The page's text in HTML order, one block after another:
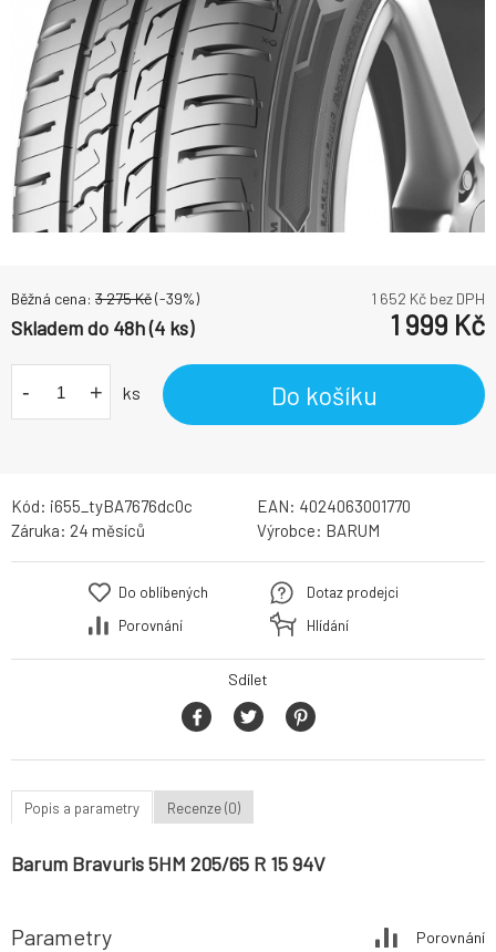
Běžná cena: 3 275Kč(-39%) 1 652 Kč bez DPH
Skladem do 48h (4 ks) 1 999 Kč
- + ks Do košíku
Kód: i655_tyBA7676dc0c EAN: 4024063001770
Záruka: 24 měsíců Výrobce: BARUM
Do oblíbených
Porovnání
Dotaz prodejci
Hlídání
Sdílet
Popis a parametry Recenze (0)
Barum Bravuris 5HM 205/65 R 15 94V
Parametry Porovnání